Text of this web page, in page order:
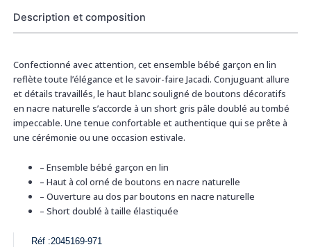
Description et composition
Confectionné avec attention, cet ensemble bébé garçon en lin
reflète toute l’élégance et le savoir-faire Jacadi. Conjuguant allure
et détails travaillés, le haut blanc souligné de boutons décoratifs
en nacre naturelle s’accorde à un short gris pâle doublé au tombé
impeccable. Une tenue confortable et authentique qui se prête à
une cérémonie ou une occasion estivale.
– Ensemble bébé garçon en lin
– Haut à col orné de boutons en nacre naturelle
– Ouverture au dos par boutons en nacre naturelle
– Short doublé à taille élastiquée
Réf :2045169-971